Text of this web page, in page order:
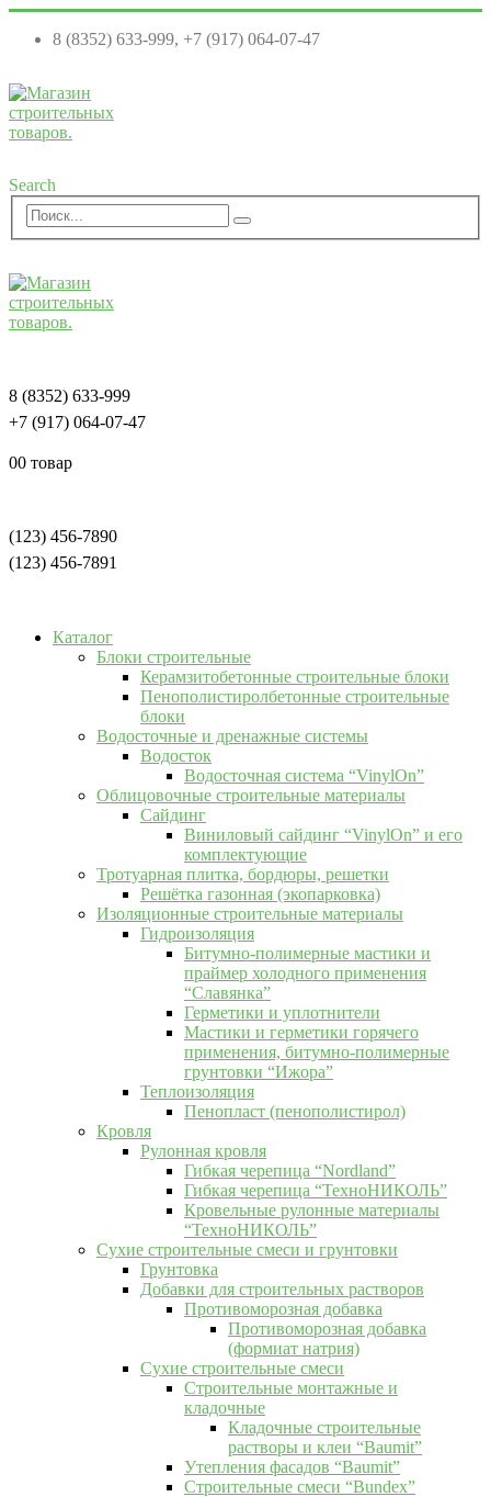
8 (8352) 633-999, +7 (917) 064-07-47
Search
8 (8352) 633-999
+7 (917) 064-07-47
00 товар
(123) 456-7890
(123) 456-7891
Каталог
Блоки строительные
Керамзитобетонные строительные блоки
Пенополистиролбетонные строительные
блоки
Водосточные и дренажные системы
Водосток
Водосточная система “VinylOn”
Облицовочные строительные материалы
Сайдинг
Виниловый сайдинг “VinylOn” и его
комплектующие
Тротуарная плитка, бордюры, решетки
Решётка газонная (экопарковка)
Изоляционные строительные материалы
Гидроизоляция
Битумно-полимерные мастики и
праймер холодного применения
“Славянка”
Герметики и уплотнители
Мастики и герметики горячего
применения, битумно-полимерные
грунтовки “Ижора”
Теплоизоляция
Пенопласт (пенополистирол)
Кровля
Рулонная кровля
Гибкая черепица “Nordland”
Гибкая черепица “ТехноНИКОЛЬ”
Кровельные рулонные материалы
“ТехноНИКОЛЬ”
Сухие строительные смеси и грунтовки
Грунтовка
Добавки для строительных растворов
Противоморозная добавка
Противоморозная добавка
(формиат натрия)
Сухие строительные смеси
Строительные монтажные и
кладочные
Кладочные строительные
растворы и клеи “Baumit”
Утепления фасадов “Baumit”
Строительные смеси “Bundex”